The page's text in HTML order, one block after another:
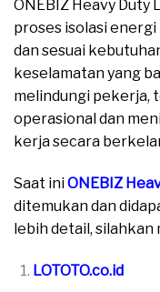
ONEBIZ Heavy
proses isolasi
dan sesuai
keselamatan yang
melindungi pekerja,
operasional dan
kerja secara
Saat iniONEBIZ
ditemukan dan
lebih detail,
LOTOTO.co.id